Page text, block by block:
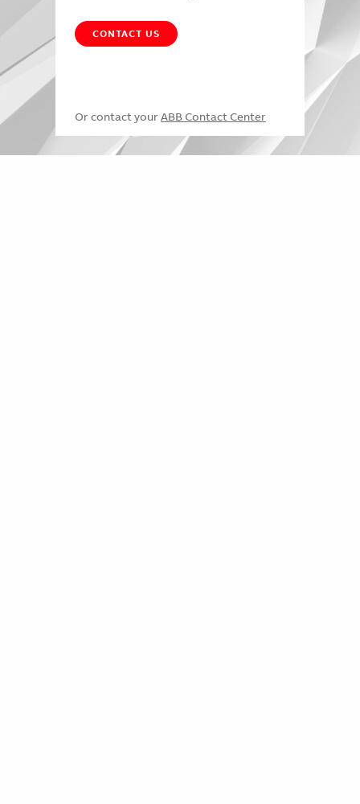
CONTACT US
Or contact your ABB Contact Center